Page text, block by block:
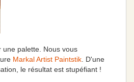
une palette. Nous vous
Markal Artist Paintstik . D'une
le résultat est stupéfiant !